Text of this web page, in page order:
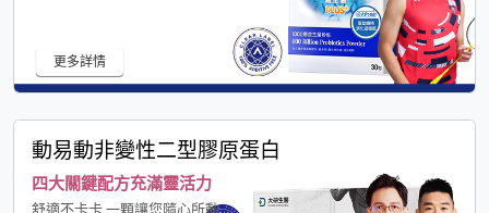
更多詳情
動易動非變性二型膠原蛋白
四大關鍵配方充滿靈活力
舒適不卡卡 一顆讓您隨心所動